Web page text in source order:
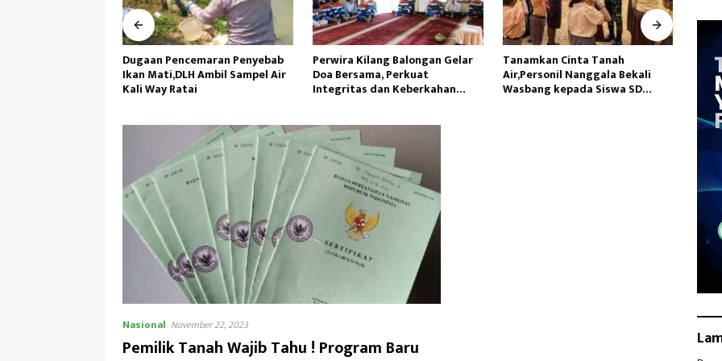
Perwira Kilang Balongan Gelar
Doa Bersama, Perkuat
Integritas dan Keberkahan
Tanamkan Cinta Tanah
Air,Personil Nanggala Bekali
Wasbang kepada Siswa SD
Hadapi Potensi El Nino,Bulog
Lampung Perkuat Cadangan
Pangan Pemerintah
Nasional November 22, 2023
Pemilik Tanah Wajib Tahu ! Program Baru